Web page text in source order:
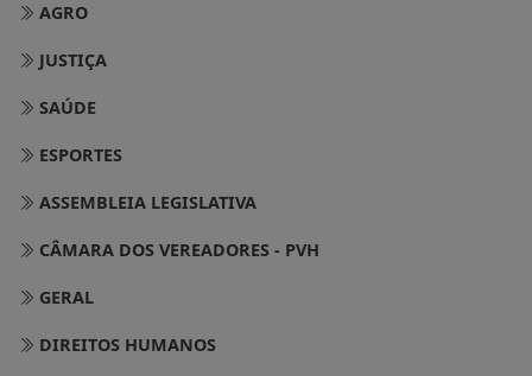
AGRO
JUSTIÇA
SAÚDE
ESPORTES
ASSEMBLEIA LEGISLATIVA
CÂMARA DOS VEREADORES - PVH
GERAL
DIREITOS HUMANOS